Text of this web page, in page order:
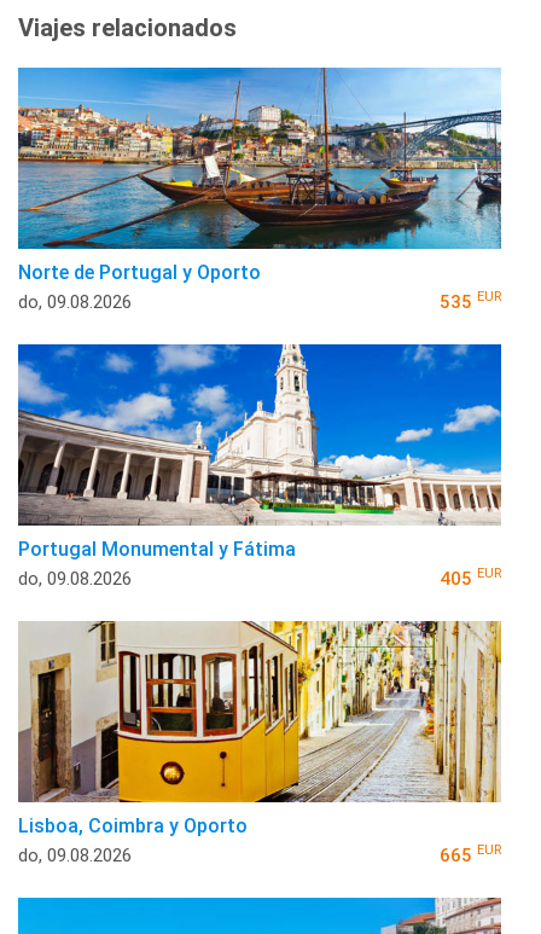
Viajes relacionados
Norte de Portugal y Oporto
do, 09.08.2026 535 EUR
Portugal Monumental y Fátima
do, 09.08.2026 405 EUR
Lisboa, Coimbra y Oporto
do, 09.08.2026 665 EUR